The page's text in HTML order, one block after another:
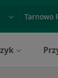
miasto